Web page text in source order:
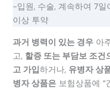
-입원, 수술, 계속하여 7
이상 투약
과거 병력이 있는 경우 아
고, 할증 또는 부담보 조건
고 가입하거나, 유병자 상
병자 상품은 보험상품에 “